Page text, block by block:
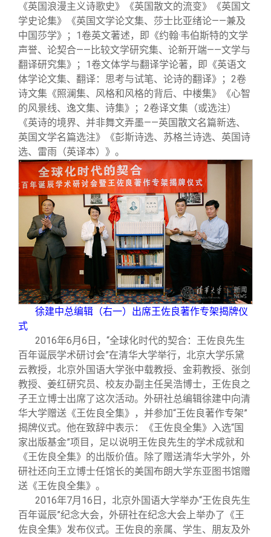
《英国浪漫主义诗歌史》《英国散文的流变》《英国文
学史论集》《英国文学论文集、莎士比亚绪论——兼及
中国莎学》；1卷英文著述，即《约翰·韦伯斯特的文学
声誉、论契合——比较文学研究集、论新开端——文学与
翻译研究集》；1卷文体学与翻译学论著，即《英语文
体学论文集、翻译：思考与试笔、论诗的翻译》；2卷
诗文集《照澜集、风格和风格的背后、中楼集》《心智
的风景线、逸文集、诗集》；2卷译文集（或选注）
《英诗的境界、并非舞文弄墨——英国散文名篇新选、
英国文学名篇选注》《彭斯诗选、苏格兰诗选、英国诗
选、雷雨（英译本）》。
徐建中总编辑（右一）出席王佐良著作专架揭牌仪
式
2016年6月6日，“全球化时代的契合：王佐良先生
百年诞辰学术研讨会”在清华大学举行，北京大学乐黛
云教授，北京外国语大学张中载教授、金莉教授、张剑
教授、姜红研究员、校友办副主任吴浩博士，王佐良之
子王立博士出席了这次活动。外研社总编辑徐建中向清
华大学赠送《王佐良全集》，并参加“王佐良著作专架”
揭牌仪式。他在致辞中表示：《王佐良全集》入选“国
家出版基金”项目，足以说明王佐良先生的学术成就和
《王佐良全集》的出版价值。除了赠送清华大学外，外
研社还向王立博士任馆长的美国布朗大学东亚图书馆赠
送《王佐良全集》。
2016年7月16日，北京外国语大学举办“王佐良先生
百年诞辰”纪念大会，外研社在纪念大会上举办了《王
佐良全集》发布仪式。王佐良的亲属、学生、朋友及外